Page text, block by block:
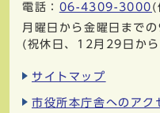
電話： 06-4309-3000 (
月曜日から金曜日まで
(祝休日、12月29日か
サイトマップ
市役所本庁舎へのアク